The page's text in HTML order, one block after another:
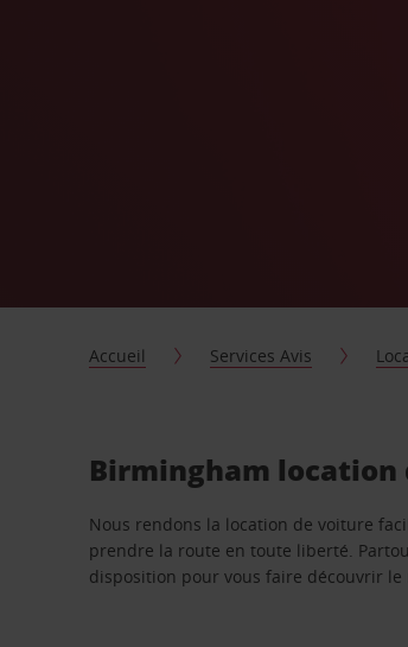
Accueil Services Avis
Birmingham
Nous rendons la location de voiture
prendre la route en toute liberté.
disposition pour vous faire découvrir le